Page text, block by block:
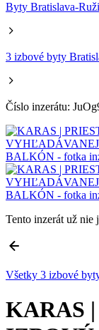
Byty Bratislava-
3 izbové byty
Číslo inzerátu:
Tento inzerát už nie
Všetky 3 izbové
KARAS